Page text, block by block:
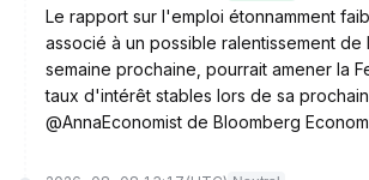
Le rapport sur l'emploi étonnamment
associé à un possible ralentissement de
semaine prochaine, pourrait amener la
taux d'intérêt stables lors de sa
@AnnaEconomist de Bloomberg